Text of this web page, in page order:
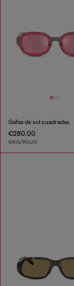
Gafas de sol cuadradas
€280.00
GRIS/ROJO